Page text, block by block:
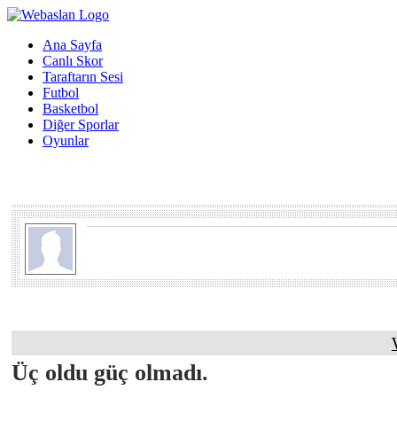
Ana Sayfa
Canlı Skor
Taraftarın Sesi
Futbol
Basketbol
Diğer Sporlar
Oyunlar
Üç oldu güç olmadı.